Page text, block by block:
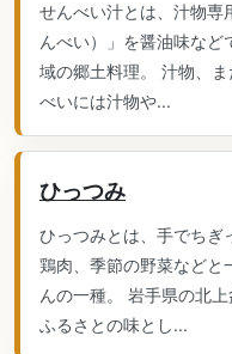
せんべい汁とは、汁物専
んべい）」を醤油味な
域の郷土料理。 汁物、
べいには汁物や...
ひっつみ
ひっつみとは、手でちぎ
鶏肉、季節の野菜などと
んの一種。 岩手県の北
ふるさとの味とし...